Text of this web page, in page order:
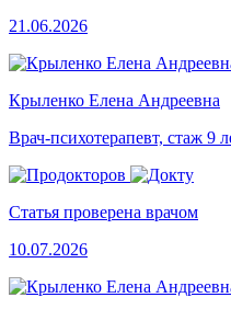
21.06.2026
Крыленко Елена Андреевна
Врач-психотерапевт, стаж 9
Статья проверена врачом
10.07.2026